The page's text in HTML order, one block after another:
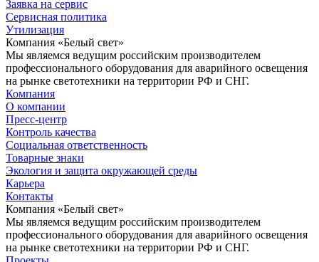
Заявка на сервис
Сервисная политика
Утилизация
Компания «Белый свет»
Мы являемся ведущим российским производителем
профессионального оборудования для аварийного освещения
на рынке светотехники на территории РФ и СНГ.
Компания
О компании
Пресс-центр
Контроль качества
Социальная ответственность
Товарные знаки
Экология и защита окружающей среды
Карьера
Контакты
Компания «Белый свет»
Мы являемся ведущим российским производителем
профессионального оборудования для аварийного освещения
на рынке светотехники на территории РФ и СНГ.